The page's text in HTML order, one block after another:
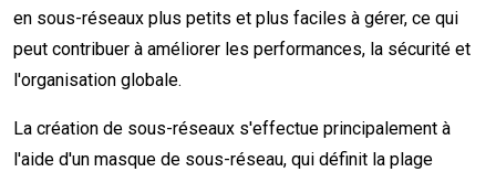
en sous-réseaux plus petits et plus faciles à gérer, ce qui
peut contribuer à améliorer les performances, la sécurité et
l'organisation globale.
La création de sous-réseaux s'effectue principalement à
l'aide d'un masque de sous-réseau, qui définit la plage